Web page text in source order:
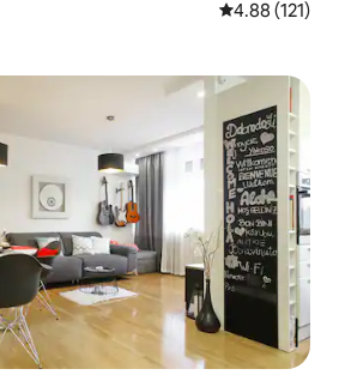
평점 4.88점(5
4.88 (121)